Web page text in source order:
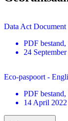
Data Act Document
PDF bestand,
24
Eco-paspoort -
PDF bestand,
14 April 2022